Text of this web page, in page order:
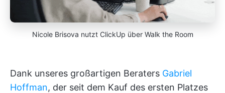
Nicole Brisova nutzt ClickUp über Walk the Room
Dank unseres großartigen Beraters Gabriel
Hoffman, der seit dem Kauf des ersten Platzes